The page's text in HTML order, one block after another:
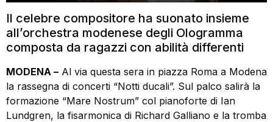
Il celebre compositore ha suonato insieme
all’orchestra modenese degli Ologramma
composta da ragazzi con abilità differenti
MODENA – Al via questa sera in piazza Roma a Modena
la rassegna di concerti “Notti ducali”. Sul palco salirà la
formazione “Mare Nostrum” col pianoforte di Ian
Lundgren, la fisarmonica di Richard Galliano e la tromba